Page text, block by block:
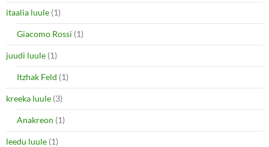
itaalia luule (1)
Giacomo Rossi (1)
juudi luule (1)
Itzhak Feld (1)
kreeka luule (3)
Anakreon (1)
leedu luule (1)